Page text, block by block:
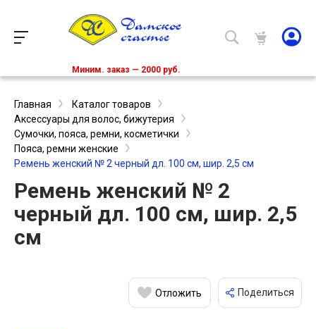
Миним. заказ — 2000 руб.
Главная
Каталог товаров
Аксессуары для волос, бижутерия
Сумочки, пояса, ремни, косметички
Пояса, ремни женские
Ремень женский № 2 черный дл. 100 см, шир. 2,5 см
Ремень женский № 2
черный дл. 100 см, шир. 2,5
см
Отложить Поделиться